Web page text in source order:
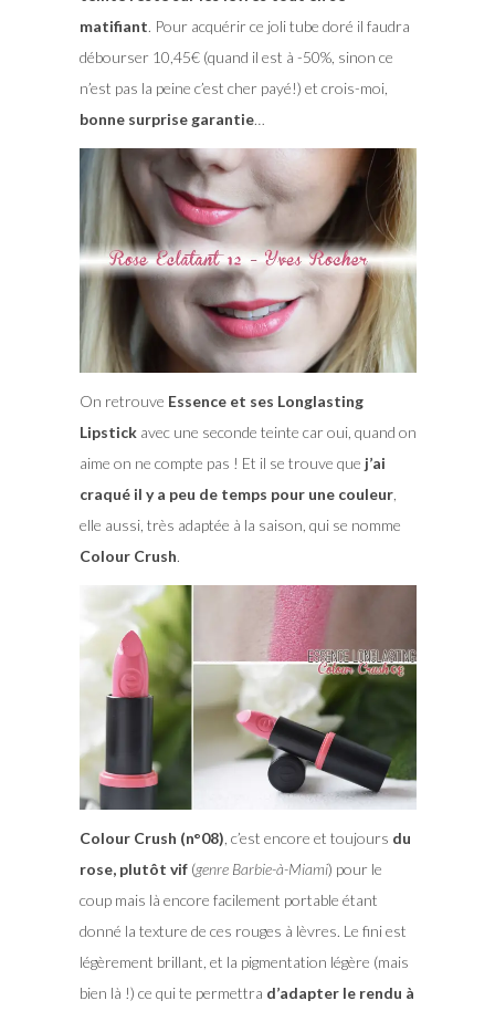
matifiant. Pour acquérir ce joli tube doré il faudra
débourser 10,45€ (quand il est à -50%, sinon ce
n’est pas la peine c’est cher payé!) et crois-moi,
bonne surprise garantie…
On retrouve Essence et ses Longlasting
Lipstickavec une seconde teinte car oui, quand on
aime on ne compte pas ! Et il se trouve que j’ai
craqué il y a peu de temps pour une couleur,
elle aussi, très adaptée à la saison, qui se nomme
Colour Crush.
Colour Crush (n°08) , c’est encore et toujours du
rose, plutôt vif(genre Barbie-à-Miami) pour le
coup mais là encore facilement portable étant
donné la texture de ces rouges à lèvres. Le fini est
légèrement brillant, et la pigmentation légère (mais
bien là !) ce qui te permettra d’adapter le rendu à